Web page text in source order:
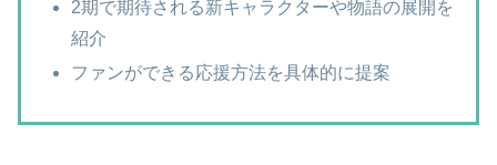
2期で期待される新キャラクターや物語の展開を
紹介
ファンができる応援方法を具体的に提案